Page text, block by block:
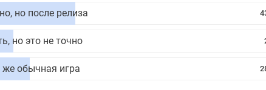
но после релиза
но это не точно
же обычная игра